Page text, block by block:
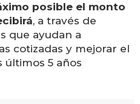
posible el monto
, a través de
que ayudan a
cotizadas y mejorar el
últimos 5 años